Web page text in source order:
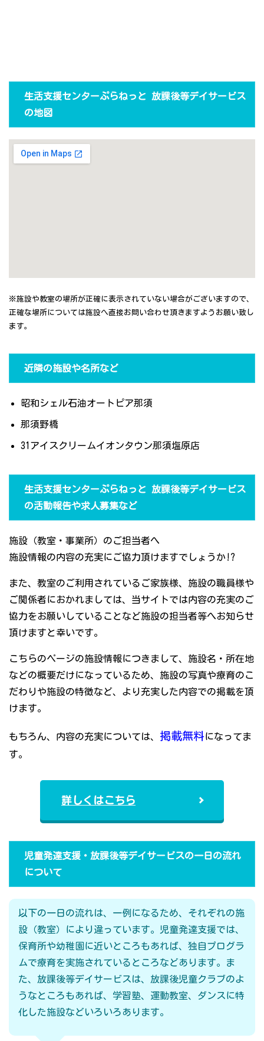
生活支援センターぷらねっと 放課後等デイサービス
の地図
※施設や教室の場所が正確に表示されていない場合がございますので、
正確な場所については施設へ直接お問い合わせ頂きますようお願い致し
ます。
近隣の施設や名所など
昭和シェル石油オートピア那須
那須野橋
31アイスクリームイオンタウン那須塩原店
生活支援センターぷらねっと 放課後等デイサービス
の活動報告や求人募集など
施設（教室・事業所）のご担当者へ
施設情報の内容の充実にご協力頂けますでしょうか!?
また、教室のご利用されているご家族様、施設の職員様や
ご関係者におかれましては、当サイトでは内容の充実のご
協力をお願いしていることなど施設の担当者等へお知らせ
頂けますと幸いです。
こちらのページの施設情報につきまして、施設名・所在地
などの概要だけになっているため、施設の写真や療育のこ
だわりや施設の特徴など、より充実した内容での掲載を頂
けます。
もちろん、内容の充実については、 掲載無料になってま
す。
詳しくはこちら
児童発達支援・放課後等デイサービスの一日の流れ
について
以下の一日の流れは、一例になるため、それぞれの施
設（教室）により違っています。児童発達支援では、
保育所や幼稚園に近いところもあれば、独自プログラ
ムで療育を実施されているところなどあります。ま
た、放課後等デイサービスは、放課後児童クラブのよ
うなところもあれば、学習塾、運動教室、ダンスに特
化した施設などいろいろあります。